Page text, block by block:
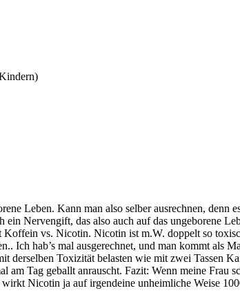
Leben. Kann man also selber ausrechnen,
Nervengift, das also auch auf das ungeborene
Koffein vs. Nicotin. Nicotin ist m.W. doppelt so
Ich hab’s mal ausgerechnet, und man kommt
derselben Toxizität belasten wie mit zwei Tassen
am Tag geballt anrauscht. Fazit: Wenn meine
Nicotin ja auf irgendeine unheimliche Weise